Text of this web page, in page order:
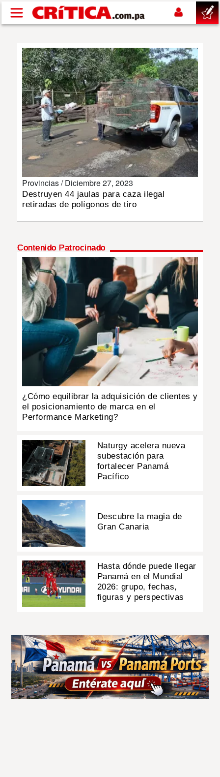
Pasar al contenido principal
SUCESOS
NACIONAL
POLÍTICA
SHOW
DEPORTES
MULTIMEDIA
IMPRESO
Provincias /Diciembre 27, 2023
Destruyen 44 jaulas para caza ilegal
retiradas de polígonos de tiro
Contenido Patrocinado
¿Cómo equilibrar la adquisición de clientes y
el posicionamiento de marca en el
Performance Marketing?
Naturgy acelera nueva
subestación para
fortalecer Panamá
Pacífico
Descubre la magia de
Gran Canaria
Hasta dónde puede llegar
Panamá en el Mundial
2026: grupo, fechas,
figuras y perspectivas